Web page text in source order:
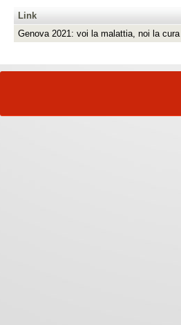
Link
Genova 2021: voi la malattia, noi la cura